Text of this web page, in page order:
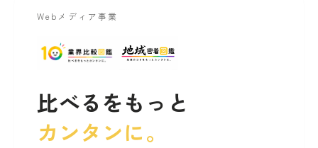
Webメディア事業
比べるをもっと
カンタンに。